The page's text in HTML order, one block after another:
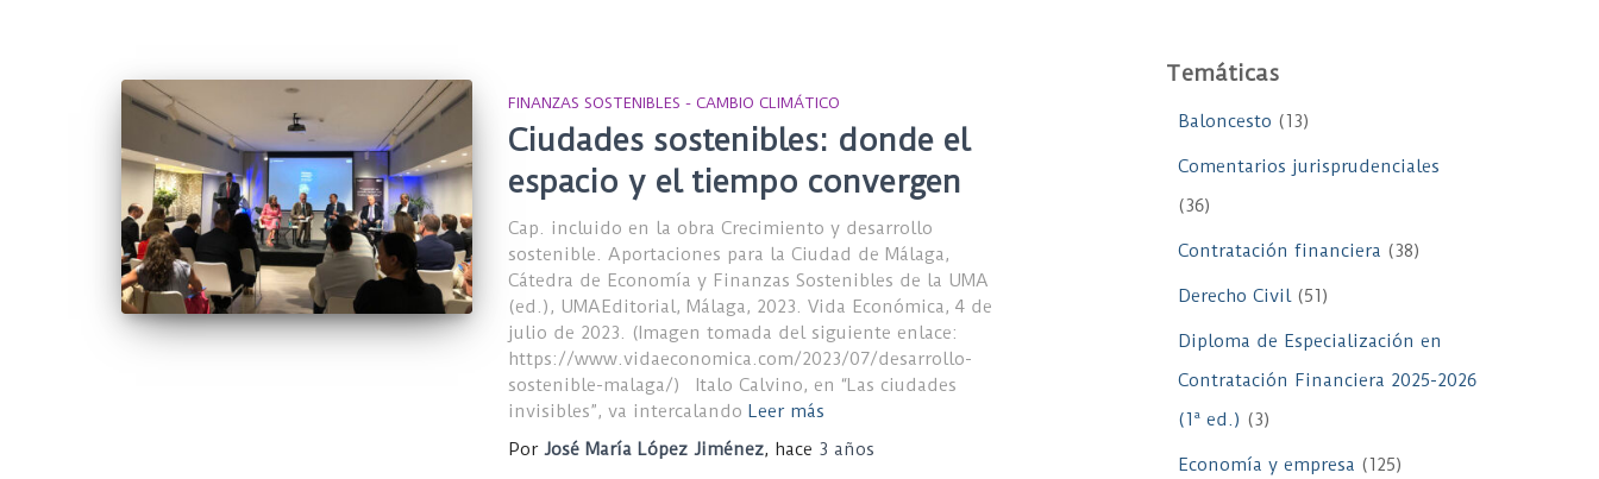
FINANZAS SOSTENIBLES - CAMBIO CLIMÁTICO
Ciudades sostenibles: donde el
espacio y el tiempo convergen
Cap. incluido en la obra Crecimiento y desarrollo
sostenible. Aportaciones para la Ciudad de Málaga,
Cátedra de Economía y Finanzas Sostenibles de la UMA
(ed.), UMAEditorial, Málaga, 2023. Vida Económica, 4 de
julio de 2023. (Imagen tomada del siguiente enlace:
https://www.vidaeconomica.com/2023/07/desarrollo-
sostenible-malaga/) Italo Calvino, en “Las ciudades
invisibles”, va intercalando Leer más
Por José María López Jiménez, hace 3 años
Temáticas
Baloncesto (13)
Comentarios jurisprudenciales
(36)
Contratación financiera (38)
Derecho Civil(51)
Diploma de Especialización en
Contratación Financiera 2025-2026
(1ª ed.) (3)
Economía y empresa (125)